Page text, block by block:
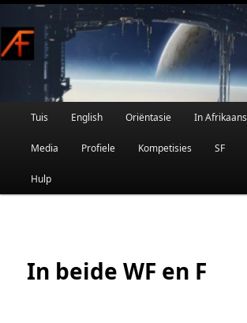
Skip
to
primary
content
Afrikaanse Wetenskapfiksie en Fantasie
Main
Tuis English Oriëntasie In Afrikaans
Media Profiele Kompetisies SF
Hulp
In beide WF en F